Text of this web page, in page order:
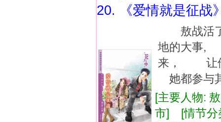
20. 《爱情就是征战
敖战活了
地的大事,
来， 让
她都参与
[主要人物:
市] [情节分